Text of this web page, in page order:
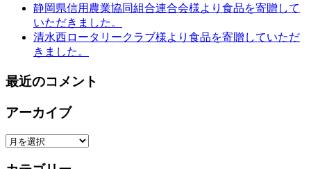
静岡県信用農業協同組合連合会様より食品を寄贈して
いただきました。
清水西ロータリークラブ様より食品を寄贈していただ
きました。
最近のコメント
アーカイブ
ア